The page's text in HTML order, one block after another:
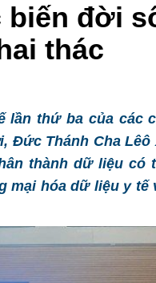
đời
thác
lần thứ ba của các
Đức Thánh Cha Lêô
thành dữ liệu có
hóa dữ liệu y tế